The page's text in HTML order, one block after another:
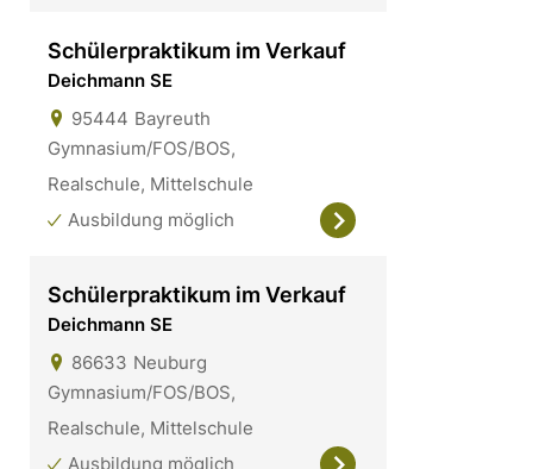
Schülerpraktikum im Verkauf
Deichmann SE
95444 Bayreuth
Gymnasium/FOS/BOS,
Realschule, Mittelschule
Ausbildung möglich
Schülerpraktikum im Verkauf
Deichmann SE
86633 Neuburg
Gymnasium/FOS/BOS,
Realschule, Mittelschule
Ausbildung möglich